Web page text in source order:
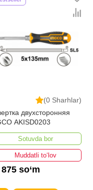
(0 Sharhlar)
двухсторонняя
AKISD0203
Sotuvda bor
Muddatli to‘lov
so‘m